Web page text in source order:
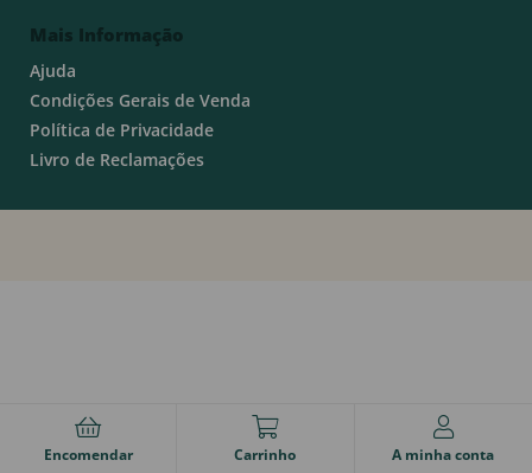
Mais Informação
Ajuda
Condições Gerais de Venda
Política de Privacidade
Livro de Reclamações
Encomendar Carrinho A minha conta